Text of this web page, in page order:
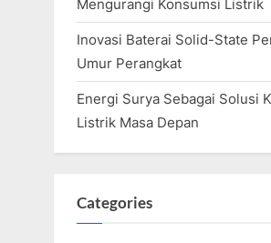
Mengurangi Konsumsi Listrik
Inovasi Baterai Solid-State
Umur Perangkat
Energi Surya Sebagai Solusi
Listrik Masa Depan
Categories